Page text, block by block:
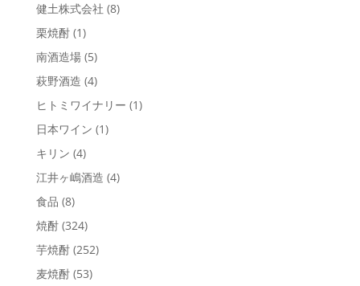
健土株式会社 (8)
栗焼酎 (1)
南酒造場 (5)
萩野酒造 (4)
ヒトミワイナリー (1)
日本ワイン (1)
キリン (4)
江井ヶ嶋酒造 (4)
食品 (8)
焼酎 (324)
芋焼酎 (252)
麦焼酎 (53)